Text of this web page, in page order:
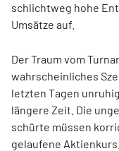
schlichtweg hohe
Umsätze auf.
Der Traum vom
wahrscheinliches
letzten Tagen
längere Zeit. Die
schürte müssen
gelaufene Aktienkurs.